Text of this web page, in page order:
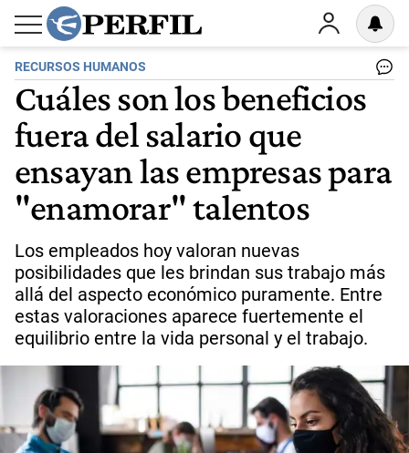
RECURSOS HUMANOS
Cuáles son los beneficios
fuera del salario que
ensayan las empresas para
"enamorar" talentos
Los empleados hoy valoran nuevas
posibilidades que les brindan sus trabajo más
allá del aspecto económico puramente. Entre
estas valoraciones aparece fuertemente el
equilibrio entre la vida personal y el trabajo.